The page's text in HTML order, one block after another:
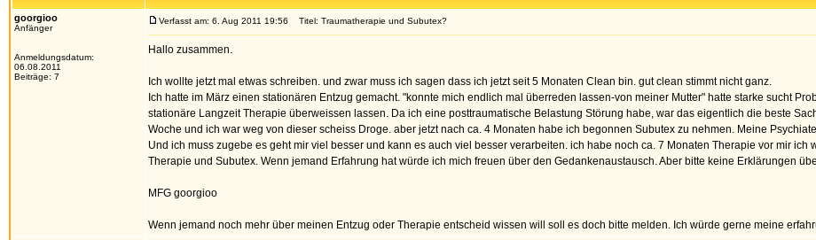
goorgioo
Anfänger
Anmeldungsdatum:
06.08.2011
Beiträge: 7
Verfasst am: 6. Aug 2011 19:56 Titel: Traumatherapie und Subutex?
Hallo zusammen.
Ich wollte jetzt mal etwas schreiben. und zwar muss ich sagen dass ich jetzt seit 5 Monaten Clean bin. gut clean stimmt nicht ganz.
Ich hatte im März einen stationären Entzug gemacht. "konnte mich endlich mal überreden lassen-von meiner Mutter" hatte starke sucht
stationäre Langzeit Therapie überweissen lassen. Da ich eine posttraumatische Belastung Störung habe, war das eigentlich die beste
Woche und ich war weg von dieser scheiss Droge. aber jetzt nach ca. 4 Monaten habe ich begonnen Subutex zu nehmen. Meine
Und ich muss zugebe es geht mir viel besser und kann es auch viel besser verarbeiten. ich habe noch ca. 7 Monaten Therapie vor mir
Therapie und Subutex. Wenn jemand Erfahrung hat würde ich mich freuen über den Gedankenaustausch. Aber bitte keine Erklärungen
MFG goorgioo
Wenn jemand noch mehr über meinen Entzug oder Therapie entscheid wissen will soll es doch bitte melden. Ich würde gerne meine